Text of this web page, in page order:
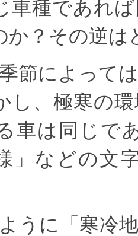
車種であれ
か？その逆は
節によって
し、極寒の
車は同じで
」などの文
うに「寒冷